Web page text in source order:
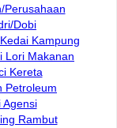
Perusahaan
Dobi
Kampung
Lori Makanan
Kereta
Petroleum
Agensi
Rambut